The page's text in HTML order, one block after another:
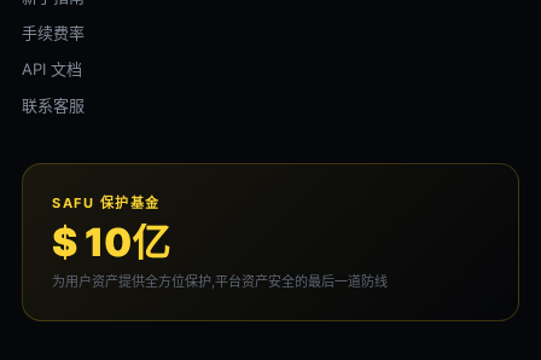
手续费率
API 文档
联系客服
SAFU 保护基金
$ 10亿
为用户资产提供全方位保护,平台资产安全的最后一道防线